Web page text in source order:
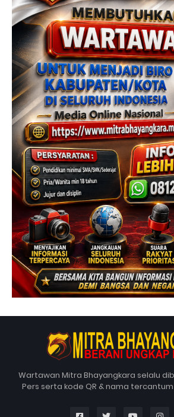
Wartawan Mitra Bhayangkara selalu
Pers serta kode QR & nama